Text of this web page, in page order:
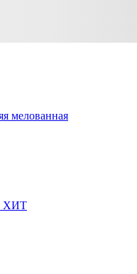
мелованная
- ХИТ